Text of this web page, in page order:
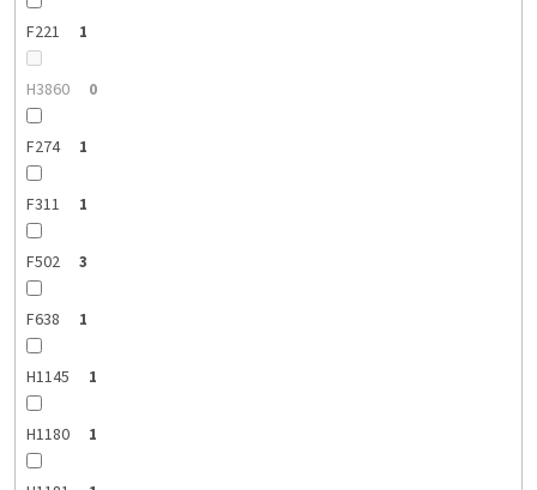
F221 1
H3860 0
F274 1
F311 1
F502 3
F638 1
H1145 1
H1180 1